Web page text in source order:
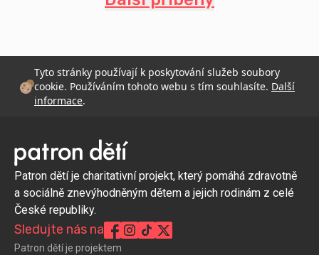
Tyto stránky používají k poskytování služeb soubory
cookie. Používáním tohoto webu s tím souhlasíte. Další
informace.
Patron dětí je charitativní projekt, který pomáhá zdravotně
a sociálně znevýhodněným dětem a jejich rodinám z celé
České republiky.
Sledujte nás na
Patron dětí je projektem